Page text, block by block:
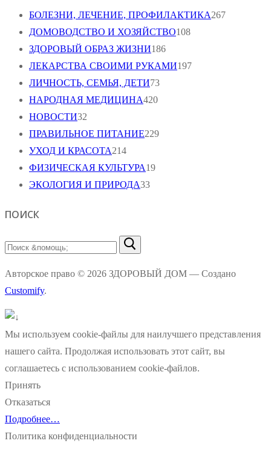
БОЛЕЗНИ, ЛЕЧЕНИЕ, ПРОФИЛАКТИКА267
ДОМОВОДСТВО И ХОЗЯЙСТВО108
ЗДОРОВЫЙ ОБРАЗ ЖИЗНИ186
ЛЕКАРСТВА СВОИМИ РУКАМИ197
ЛИЧНОСТЬ, СЕМЬЯ, ДЕТИ73
НАРОДНАЯ МЕДИЦИНА420
НОВОСТИ32
ПРАВИЛЬНОЕ ПИТАНИЕ229
УХОД И КРАСОТА214
ФИЗИЧЕСКАЯ КУЛЬТУРА19
ЭКОЛОГИЯ И ПРИРОДА33
ПОИСК
Найти:
Авторское право © 2026 ЗДОРОВЫЙ ДОМ — Создано
Customify.
Мы используем cookie-файлы для наилучшего представления
нашего сайта. Продолжая использовать этот сайт, вы
соглашаетесь с использованием cookie-файлов.
Принять
Отказаться
Подробнее…
Политика конфиденциальности